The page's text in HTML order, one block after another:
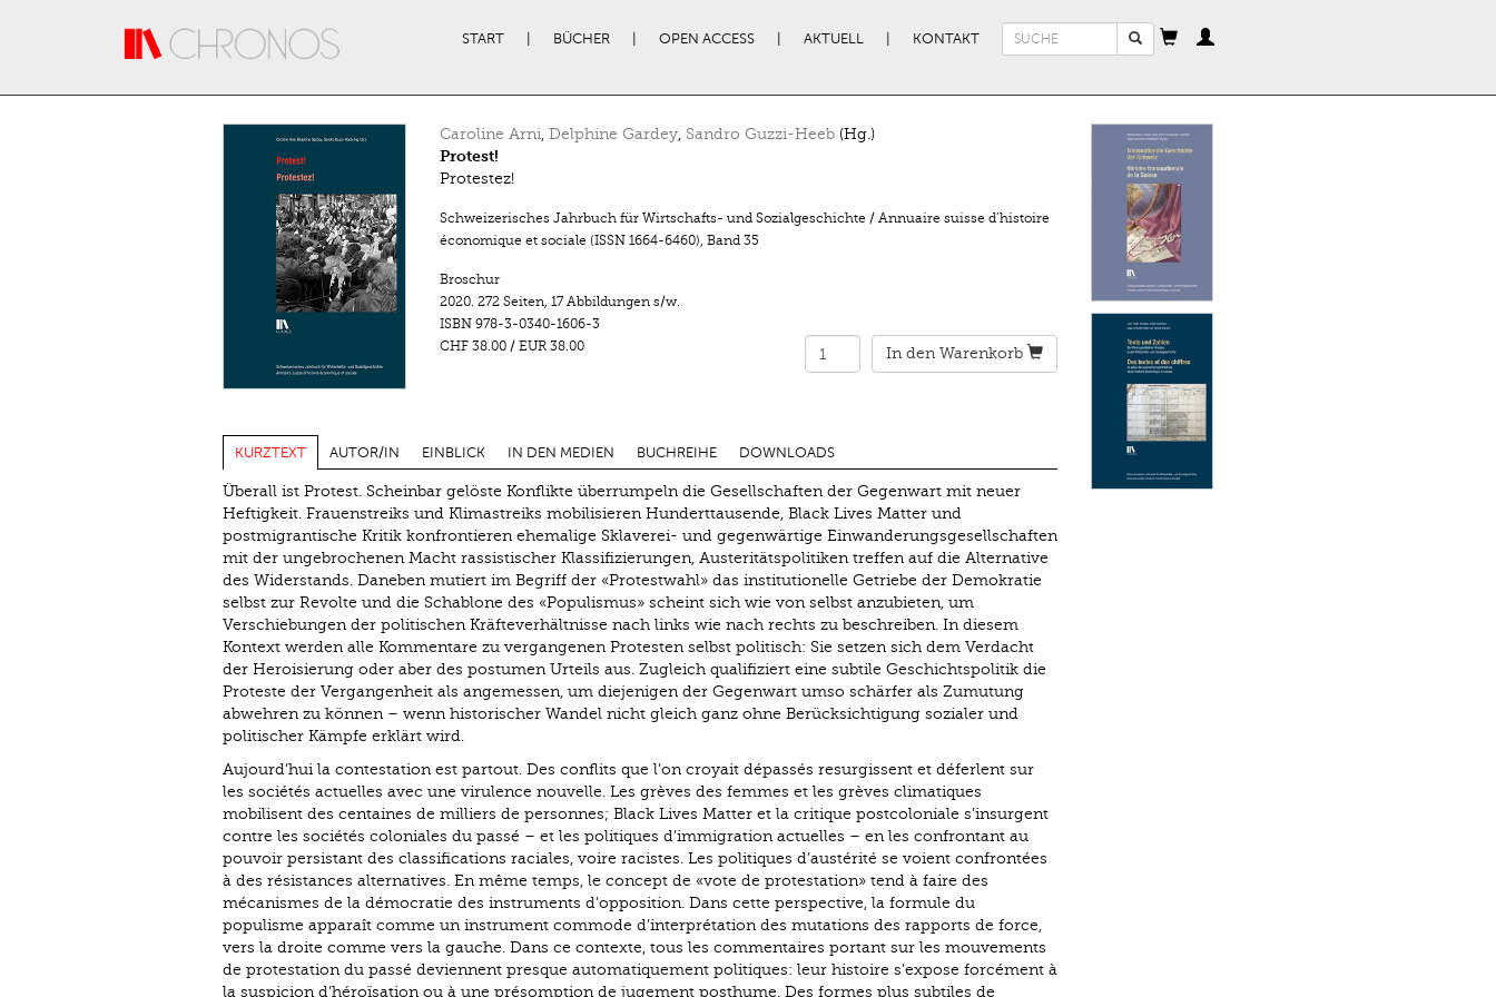
START BÜCHER OPEN ACCESS AKTUELL KONTAKT
Suchformular
Caroline Arni, Delphine Gardey, Sandro Guzzi-Heeb(Hg.)
Protest!
Protestez!
Schweizerisches Jahrbuch für Wirtschafts- und Sozialgeschichte / Annuaire suisse d’histoire
économique et sociale (ISSN 1664-6460), Band 35
Broschur
2020. 272 Seiten, 17 Abbildungen s/w.
ISBN 978-3-0340-1606-3
CHF 38.00/ EUR 38.00 In den Warenkorb
KURZTEXT AUTOR/IN EINBLICK IN DEN MEDIEN BUCHREIHE DOWNLOADS
Überall ist Protest. Scheinbar gelöste Konflikte überrumpeln die Gesellschaften der Gegenwart mit neuer
Heftigkeit. Frauenstreiks und Klimastreiks mobilisieren Hunderttausende, Black Lives Matter und
postmigrantische Kritik konfrontieren ehemalige Sklaverei- und gegenwärtige Einwanderungs­gesellschaften
mit der ungebrochenen Macht rassistischer Klassifizierungen, Austeritätspolitiken treffen auf die Alternative
des Widerstands. Da­­neben mutiert im Begriff der «Protestwahl» das institutionelle Getriebe der Demokratie
selbst zur Revolte und die Schablone des «Populismus» scheint sich wie von selbst anzubieten, um
Verschiebungen der politischen Kräfte­verhältnisse nach links wie nach rechts zu beschreiben. In diesem
Kontext werden alle Kommentare zu vergangenen Protesten selbst politisch: Sie setzen sich dem Verdacht
der Heroisierung oder aber des postumen Urteils aus. Zugleich qualifiziert eine subtile Geschichtspolitik die
Proteste der Vergangenheit als angemessen, um diejenigen der Gegenwart umso schärfer als Zumutung
abwehren zu können – wenn historischer Wandel nicht gleich ganz ohne Berücksichtigung sozialer und
politischer Kämpfe erklärt wird.
Aujourd’hui la contestation est partout. Des conflits que l’on croyait dépassés resurgissent et déferlent sur
les sociétés actuelles avec une virulence nouvelle. Les grèves des femmes et les grèves climatiques
mobilisent des centaines de milliers de personnes; Black Lives Matter et la critique postcoloniale s’insurgent
contre les sociétés coloniales du passé – et les politiques d’immigration actuelles – en les confrontant au
pouvoir persistant des classifications raciales, voire racistes. Les politiques d’austérité se voient confrontées
à des résistances alternatives. En même temps, le concept de «vote de protestation» tend à faire des
mécanismes de la démocratie des instruments d’opposition. Dans cette perspective, la formule du
populisme apparaît comme un instrument commode d’interprétation des mutations des rapports de force,
vers la droite comme vers la gauche. Dans ce contexte, tous les commentaires portant sur les mouvements
de protestation du passé deviennent presque automatiquement politiques: leur histoire s’expose forcément à
la suspicion d’héroïsation ou à une présomption de jugement posthume. Des formes plus subtiles de